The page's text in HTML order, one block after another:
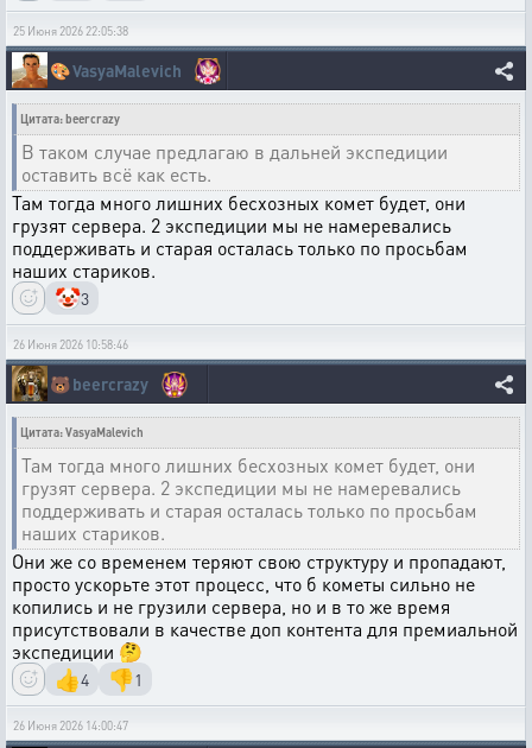
25 Июня 2026 22:05:38
🎨VasyaMalevich
Цитата: beercrazy
В таком случае предлагаю в дальней экспедиции
оставить всё как есть.
Там тогда много лишних бесхозных комет будет, они
грузят сервера. 2 экспедиции мы не намеревались
поддерживать и старая осталась только по просьбам
наших стариков.
🤡3
26 Июня 2026 10:58:46
🐻beercrazy
Цитата: VasyaMalevich
Там тогда много лишних бесхозных комет будет, они
грузят сервера. 2 экспедиции мы не намеревались
поддерживать и старая осталась только по просьбам
наших стариков.
Они же со временем теряют свою структуру и пропадают,
просто ускорьте этот процесс, что б кометы сильно не
копились и не грузили сервера, но и в то же время
присутствовали в качестве доп контента для премиальной
экспедиции 🤔
👍4 👎1
26 Июня 2026 14:00:47